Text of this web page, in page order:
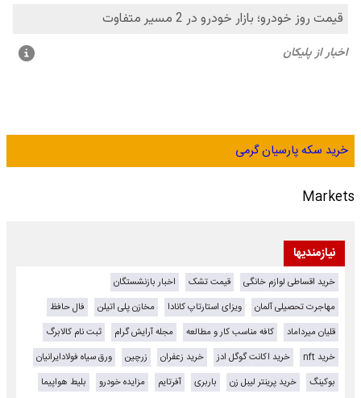
خرید سکه پارسیان گرمی
Markets
نیازمندیها
خرید اقساطی لوازم خانگی قیمت تشک
اخبار بازنشستگان
مهاجرت تحصیلی آلمان
ویزای استارتاپ کانادا مخازن پلی اتیلن
فال حافظ
قلیان میرداماد
کافه مناسب کار و مطالعه مجله آرایش گرام
ثبت نام کالابرگ
خرید nft
خرید اکانت گوگل ادز خرید زعفران زرچین
ورق سیاه فولادایرانیان
بوکینگ
خرید پرینتر لیبل زن باربری آفرتایم مزایده خودرو
بلیط هواپیما